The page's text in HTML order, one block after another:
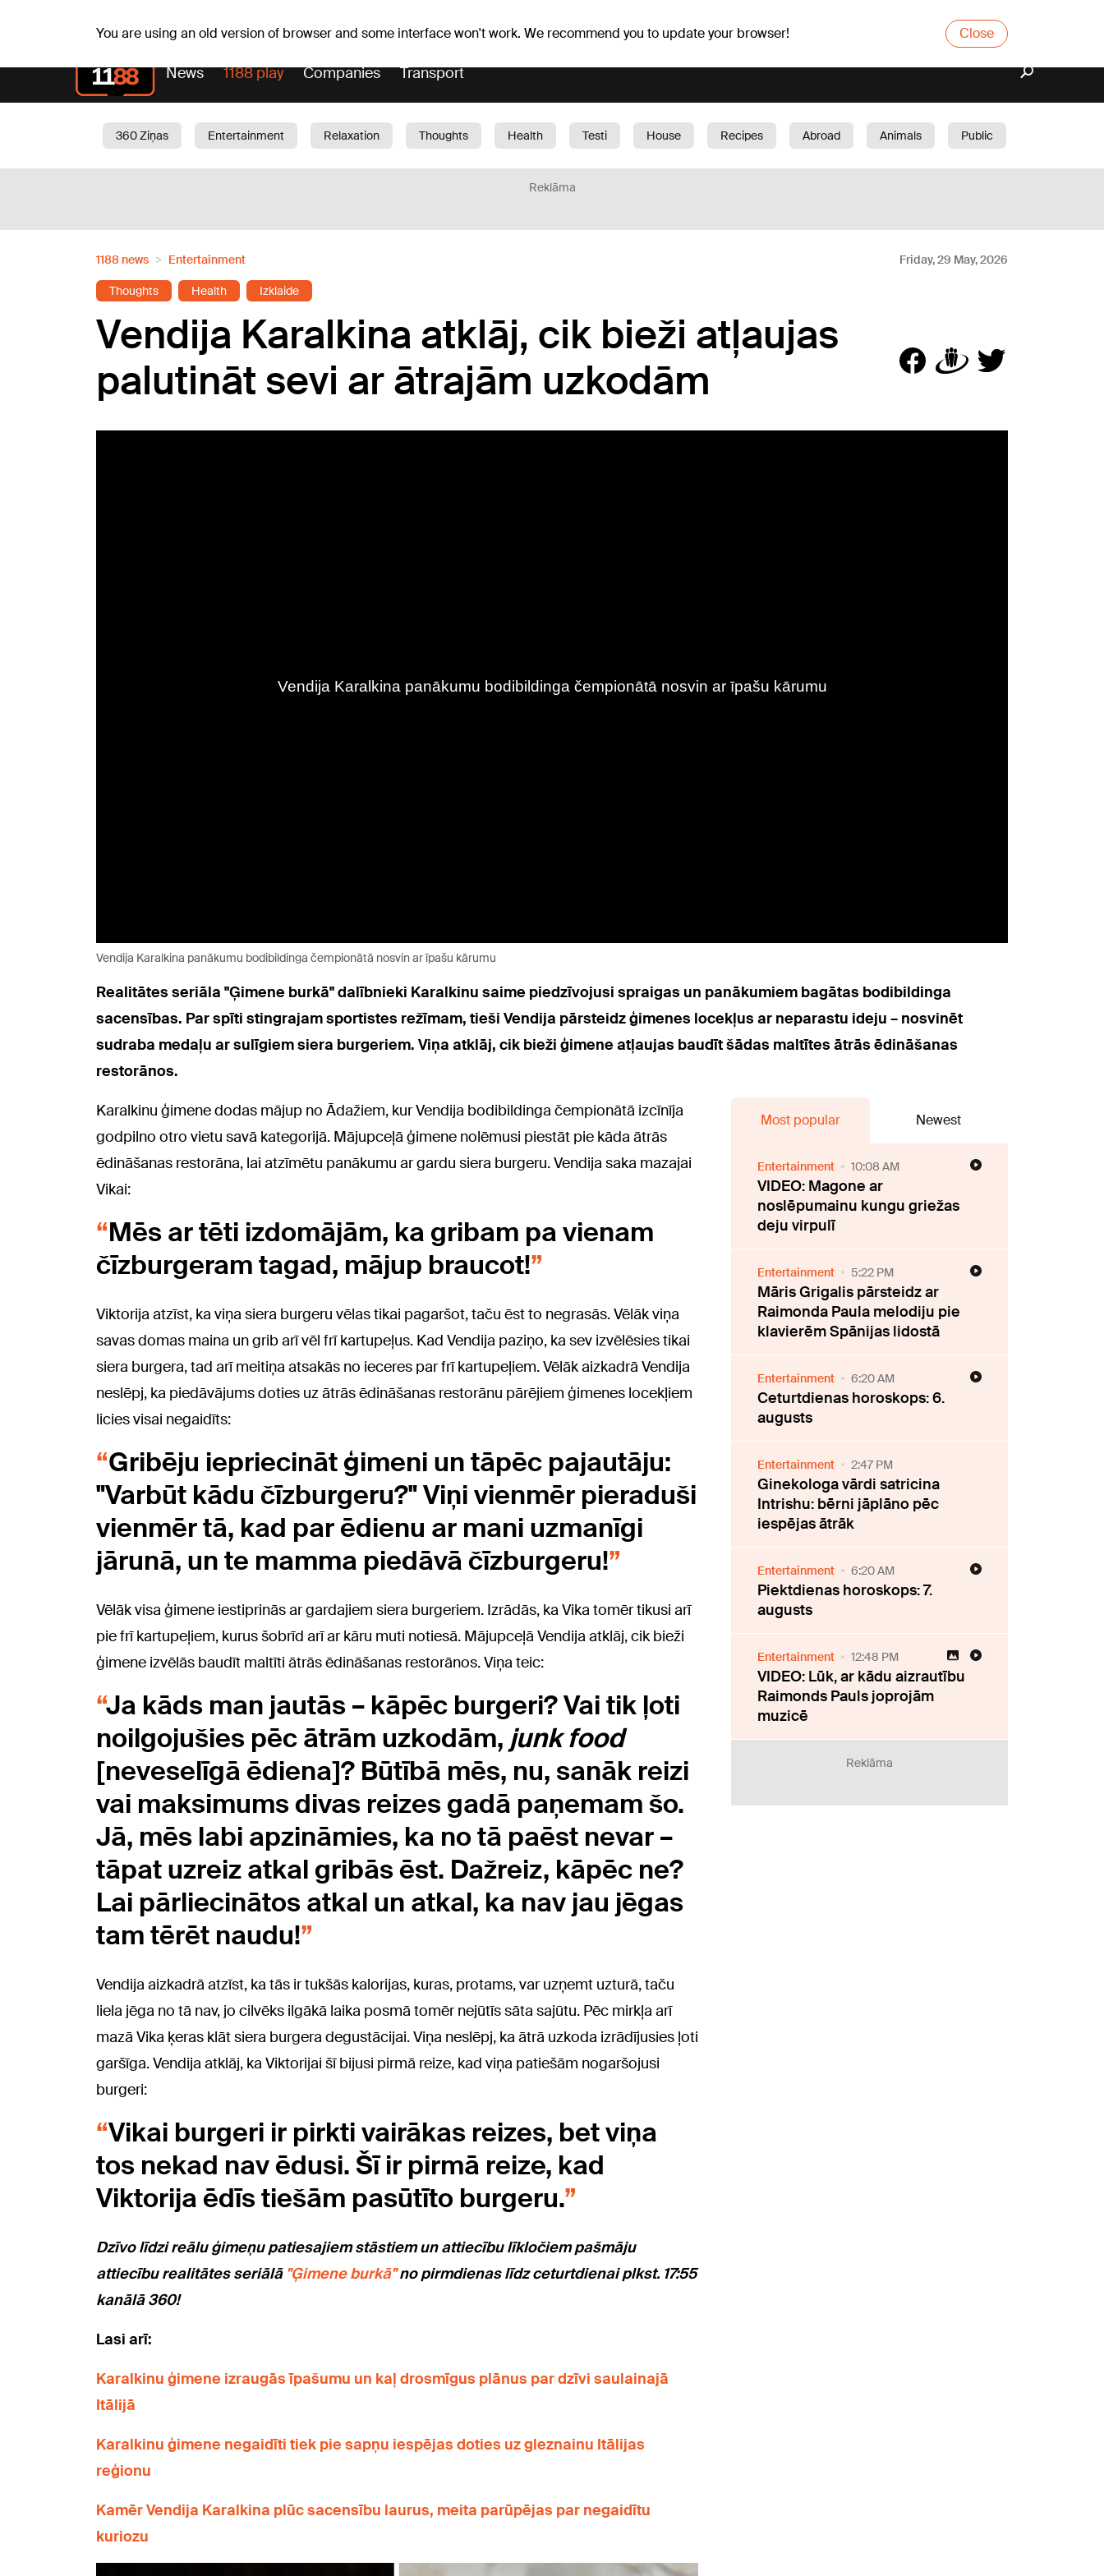
You are using an old version of browser and some interface won't work. We recommend you to update your browser! Close
News 1188 play Companies Transport
360 Ziņas Entertainment Relaxation Thoughts Health Testi House Recipes Abroad Animals
Public
Reklāma
1188 news Entertainment Friday, 29 May, 2026
Thoughts Health Izklaide
Vendija Karalkina atklāj, cik bieži atļaujas
palutināt sevi ar ātrajām uzkodām
Vendija Karalkina panākumu bodibildinga čempionātā nosvin ar īpašu kārumu
Realitātes seriāla "Ģimene burkā" dalībnieki Karalkinu saime piedzīvojusi spraigas un panākumiem bagātas bodibildinga
sacensības. Par spīti stingrajam sportistes režīmam, tieši Vendija pārsteidz ģimenes locekļus ar neparastu ideju – nosvinēt
sudraba medaļu ar sulīgiem siera burgeriem. Viņa atklāj, cik bieži ģimene atļaujas baudīt šādas maltītes ātrās ēdināšanas
restorānos.
Karalkinu ģimene dodas mājup no Ādažiem, kur Vendija bodibildinga čempionātā izcīnīja
godpilno otro vietu savā kategorijā. Mājupceļā ģimene nolēmusi piestāt pie kāda ātrās
ēdināšanas restorāna, lai atzīmētu panākumu ar gardu siera burgeru. Vendija saka mazajai
Vikai:
Mēs ar tēti izdomājām, ka gribam pa vienam
čīzburgeram tagad, mājup braucot!
Viktorija atzīst, ka viņa siera burgeru vēlas tikai pagaršot, taču ēst to negrasās. Vēlāk viņa
savas domas maina un grib arī vēl frī kartupeļus. Kad Vendija paziņo, ka sev izvēlēsies tikai
siera burgera, tad arī meitiņa atsakās no ieceres par frī kartupeļiem. Vēlāk aizkadrā Vendija
neslēpj, ka piedāvājums doties uz ātrās ēdināšanas restorānu pārējiem ģimenes locekļiem
licies visai negaidīts:
Gribēju iepriecināt ģimeni un tāpēc pajautāju:
"Varbūt kādu čīzburgeru?" Viņi vienmēr pieraduši
vienmēr tā, kad par ēdienu ar mani uzmanīgi
jārunā, un te mamma piedāvā čīzburgeru!
Vēlāk visa ģimene iestiprinās ar gardajiem siera burgeriem. Izrādās, ka Vika tomēr tikusi arī
pie frī kartupeļiem, kurus šobrīd arī ar kāru muti notiesā. Mājupceļā Vendija atklāj, cik bieži
ģimene izvēlās baudīt maltīti ātrās ēdināšanas restorānos. Viņa teic:
Ja kāds man jautās – kāpēc burgeri? Vai tik ļoti
noilgojušies pēc ātrām uzkodām, junk food
[neveselīgā ēdiena]? Būtībā mēs, nu, sanāk reizi
vai maksimums divas reizes gadā paņemam šo.
Jā, mēs labi apzināmies, ka no tā paēst nevar –
tāpat uzreiz atkal gribās ēst. Dažreiz, kāpēc ne?
Lai pārliecinātos atkal un atkal, ka nav jau jēgas
tam tērēt naudu!
Vendija aizkadrā atzīst, ka tās ir tukšās kalorijas, kuras, protams, var uzņemt uzturā, taču
liela jēga no tā nav, jo cilvēks ilgākā laika posmā tomēr nejūtīs sāta sajūtu. Pēc mirkļa arī
mazā Vika ķeras klāt siera burgera degustācijai. Viņa neslēpj, ka ātrā uzkoda izrādījusies ļoti
garšīga. Vendija atklāj, ka Viktorijai šī bijusi pirmā reize, kad viņa patiešām nogaršojusi
burgeri:
Vikai burgeri ir pirkti vairākas reizes, bet viņa
tos nekad nav ēdusi. Šī ir pirmā reize, kad
Viktorija ēdīs tiešām pasūtīto burgeru.
Dzīvo līdzi reālu ģimeņu patiesajiem stāstiem un attiecību līkločiem pašmāju
attiecību realitātes seriālā "Ģimene burkā"no pirmdienas līdz ceturtdienai plkst. 17:55
kanālā 360!
Lasi arī:
Karalkinu ģimene izraugās īpašumu un kaļ drosmīgus plānus par dzīvi saulainajā
Itālijā
Karalkinu ģimene negaidīti tiek pie sapņu iespējas doties uz gleznainu Itālijas
reģionu
Kamēr Vendija Karalkina plūc sacensību laurus, meita parūpējas par negaidītu
kuriozu
Most popular Newest
Entertainment 10:08 AM
VIDEO: Magone ar
noslēpumainu kungu griežas
deju virpulī
Entertainment 5:22 PM
Māris Grigalis pārsteidz ar
Raimonda Paula melodiju pie
klavierēm Spānijas lidostā
Entertainment 6:20 AM
Ceturtdienas horoskops: 6.
augusts
Entertainment 2:47 PM
Ginekologa vārdi satricina
Intrishu: bērni jāplāno pēc
iespējas ātrāk
Entertainment 6:20 AM
Piektdienas horoskops: 7.
augusts
Entertainment 12:48 PM
VIDEO: Lūk, ar kādu aizrautību
Raimonds Pauls joprojām
muzicē
Reklāma